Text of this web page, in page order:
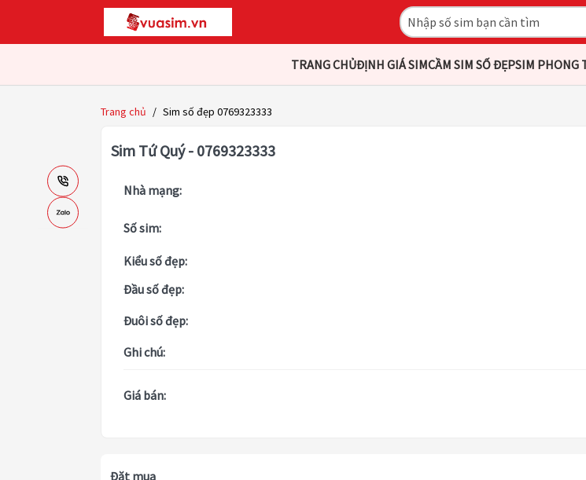
TRANG CHỦĐỊNH GIÁ SIMCẦM SIM SỐ ĐẸPSIM PHONG
Trang chủ / Sim số đẹp 0769323333
Sim Tứ Quý - 0769323333
Nhà mạng:
Số sim:
Kiểu số đẹp:
Đầu số đẹp:
Đuôi số đẹp:
Ghi chú:
Giá bán:
Đặt mua